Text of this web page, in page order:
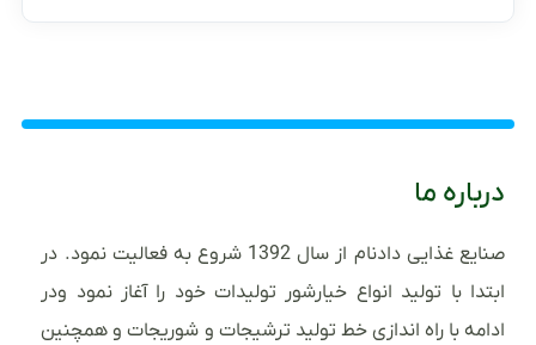
درباره ما
صنایع غذایی دادنام از سال 1392 شروع به فعالیت نمود. در
ابتدا با تولید انواع خیارشور تولیدات خود را آغاز نمود ودر
ادامه با راه اندازی خط تولید ترشیجات و شوریجات و همچنین